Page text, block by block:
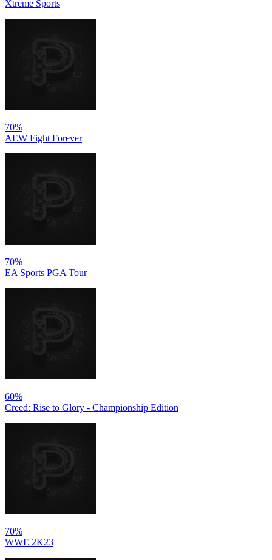
Xtreme Sports
70%
AEW Fight Forever
70%
EA Sports PGA Tour
60%
Creed: Rise to Glory - Championship Edition
70%
WWE 2K23